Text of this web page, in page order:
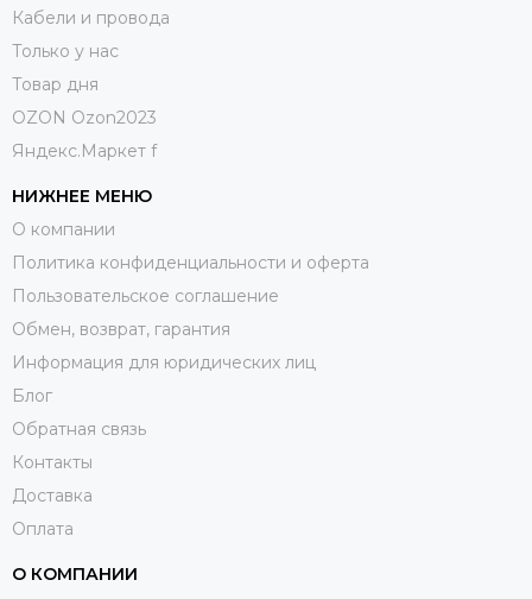
Кабели и провода
Только у нас
Товар дня
OZON Ozon2023
Яндекс.Маркет f
НИЖНЕЕ МЕНЮ
О компании
Политика конфиденциальности и оферта
Пользовательское соглашение
Обмен, возврат, гарантия
Информация для юридических лиц
Блог
Обратная связь
Контакты
Доставка
Оплата
О КОМПАНИИ